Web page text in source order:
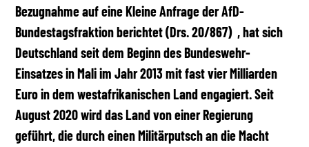
Bezugnahme auf eine Kleine Anfrage der AfD-
Bundestagsfraktion berichtet (Drs. 20/867) , hat sich
Deutschland seit dem Beginn des Bundeswehr-
Einsatzes in Mali im Jahr 2013 mit fast vier Milliarden
Euro in dem westafrikanischen Land engagiert. Seit
August 2020 wird das Land von einer Regierung
geführt, die durch einen Militärputsch an die Macht